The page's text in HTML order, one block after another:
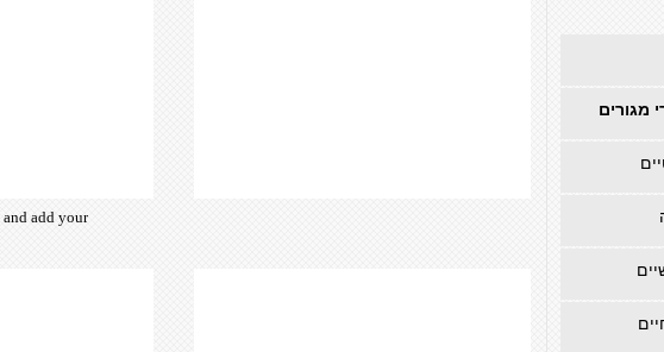
add your
מגורים